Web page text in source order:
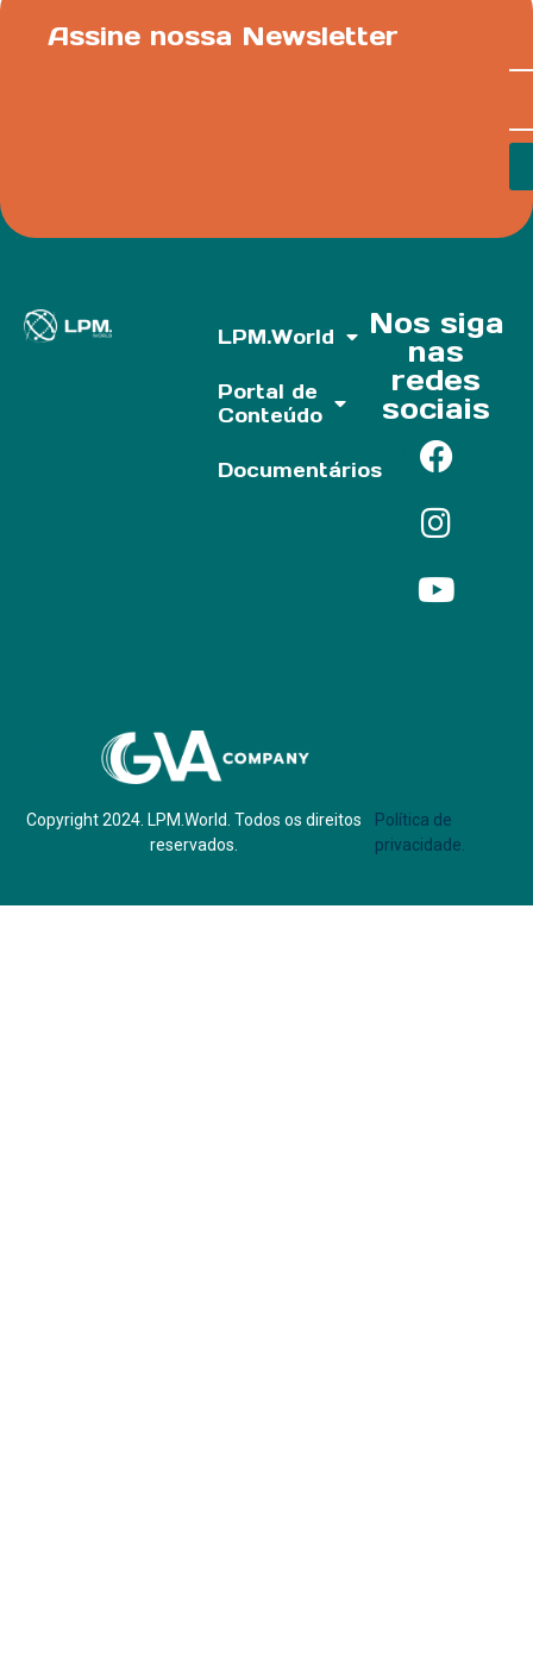
Assine nossa Newsletter
LPM.World
Portal de
Conteúdo
Documentários
Nos siga
nas
redes
sociais
Copyright 2024. LPM.World. Todos os direitos
reservados.
Política de
privacidade.